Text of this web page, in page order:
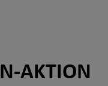
AKTION